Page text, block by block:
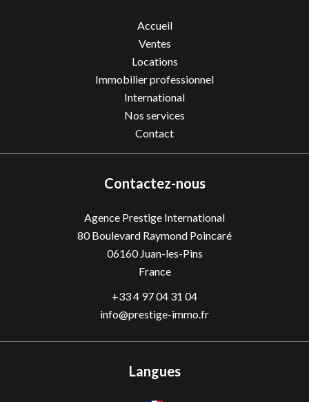
Accueil
Ventes
Locations
Immobilier professionnel
International
Nos services
Contact
Contactez-nous
Agence Prestige International
80 Boulevard Raymond Poincaré
06160Juan-les-Pins
France
+33 4 97 04 31 04
info@prestige-immo.fr
Langues